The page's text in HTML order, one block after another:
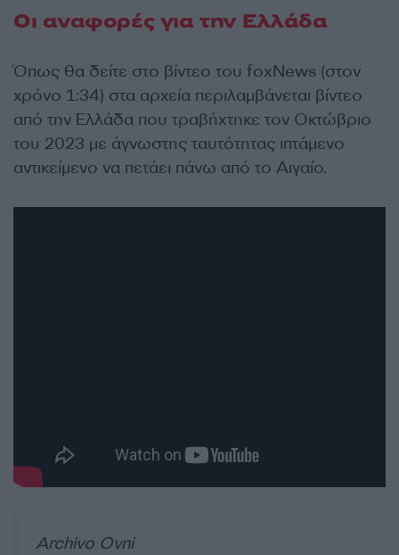
Οι αναφορές για την Ελλάδα
Όπως θα δείτε στο βίντεο του foxNews (στον
χρόνο 1:34) στα αρχεία περιλαμβάνεται βίντεο
από την Ελλάδα που τραβήχτηκε τον Οκτώβριο
του 2023 με άγνωστης ταυτότητας ιπτάμενο
αντικείμενο να πετάει πάνω από το Αιγαίο.
Archivo Ovni